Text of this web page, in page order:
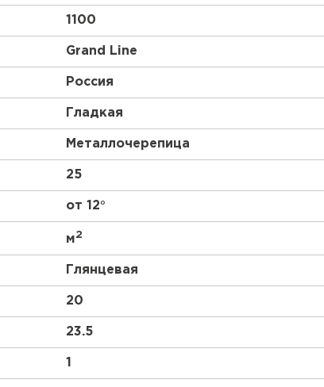
1100
Grand Line
Россия
Гладкая
Металлочерепица
25
от 12°
м2
Глянцевая
20
23.5
1